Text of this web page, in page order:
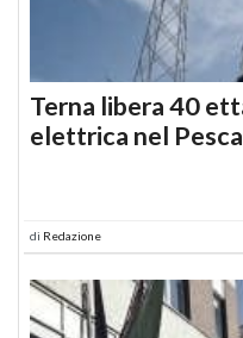
Terna libera 40
elettrica nel
di Redazione